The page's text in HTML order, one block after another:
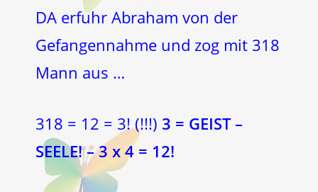
DA erfuhr Abraham von der
Gefangennahme und zog mit 318
Mann aus …
318 = 12 = 3! (!!!) 3 = GEIST –
SEELE! – 3 x 4 = 12!